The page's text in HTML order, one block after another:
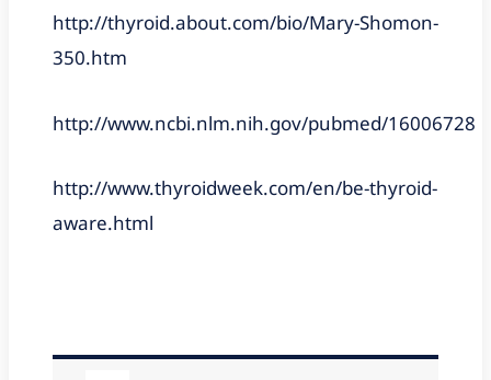
http://thyroid.about.com/bio/Mary-Shomon-
350.htm
http://www.ncbi.nlm.nih.gov/pubmed/16006728
http://www.thyroidweek.com/en/be-thyroid-
aware.html